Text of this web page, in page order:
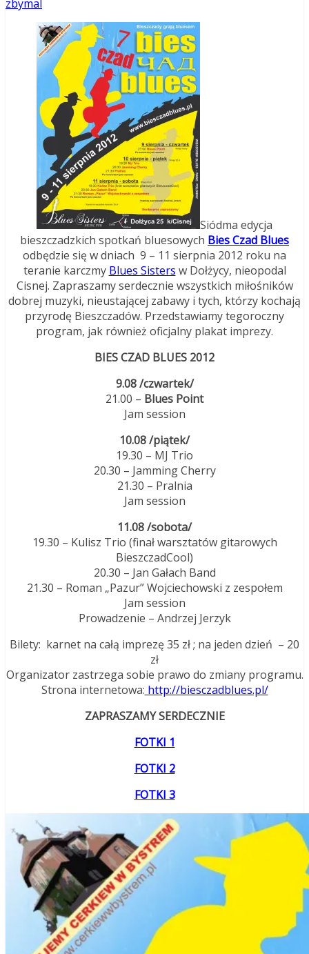
zbymal
Siódma edycja
bieszczadzkich spotkań bluesowych Bies Czad Blues
odbędzie się w dniach 9 – 11 sierpnia 2012 roku na
teranie karczmy Blues Sisters w Dołżycy, nieopodal
Cisnej. Zapraszamy serdecznie wszystkich miłośników
dobrej muzyki, nieustającej zabawy i tych, którzy kochają
przyrodę Bieszczadów. Przedstawiamy tegoroczny
program, jak również oficjalny plakat imprezy.
BIES CZAD BLUES 2012
9.08 /czwartek/
21.00 – Blues Point
Jam session
10.08 /piątek/
19.30 – MJ Trio
20.30 – Jamming Cherry
21.30 – Pralnia
Jam session
11.08 /sobota/
19.30 – Kulisz Trio (finał warsztatów gitarowych
BieszczadCool)
20.30 – Jan Gałach Band
21.30 – Roman „Pazur” Wojciechowski z zespołem
Jam session
Prowadzenie – Andrzej Jerzyk
Bilety: karnet na całą imprezę 35 zł ; na jeden dzień – 20
zł
Organizator zastrzega sobie prawo do zmiany programu.
Strona internetowa: http://biesczadblues.pl/
ZAPRASZAMY SERDECZNIE
FOTKI 1
FOTKI 2
FOTKI 3